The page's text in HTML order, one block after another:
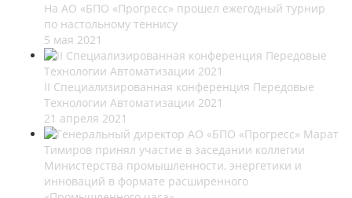
На АО «БПО «Прогресс» прошел ежегодный турнир
по настольному теннису
5 мая 2021
II Специализированная конференция Передовые
Технологии Автоматизации 2021
21 апреля 2021